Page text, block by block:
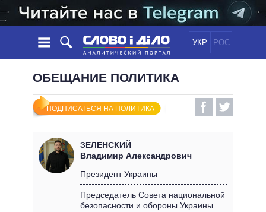
УКР РОС
НОВОСТИ
ЛЕНТА
СОБЫТИЯ
СТАТЬИ
МНЕНИЯ
ОБЗОРЫ
ДАЙДЖЕСТЫ
ПОЛИТИКА
ЭКОНОМИКА
МИР
ОБЕЩАНИЯ
ВСЕ ПОЛИТИКИ
ПРЕЗИДЕНТ И ОФИС
КАБИНЕТ МИНИСТРОВ
ИНФОГРАФИКА
ВИДЕО
ПОДДЕРЖАТЬ
ОБЕЩАНИЕ ПОЛИТИКА
ПОДПИСАТЬСЯ НА ПОЛИТИКА
ЗЕЛЕНСКИЙ
Владимир Александрович
Президент Украины
Председатель Совета национальной
безопасности и обороны Украины